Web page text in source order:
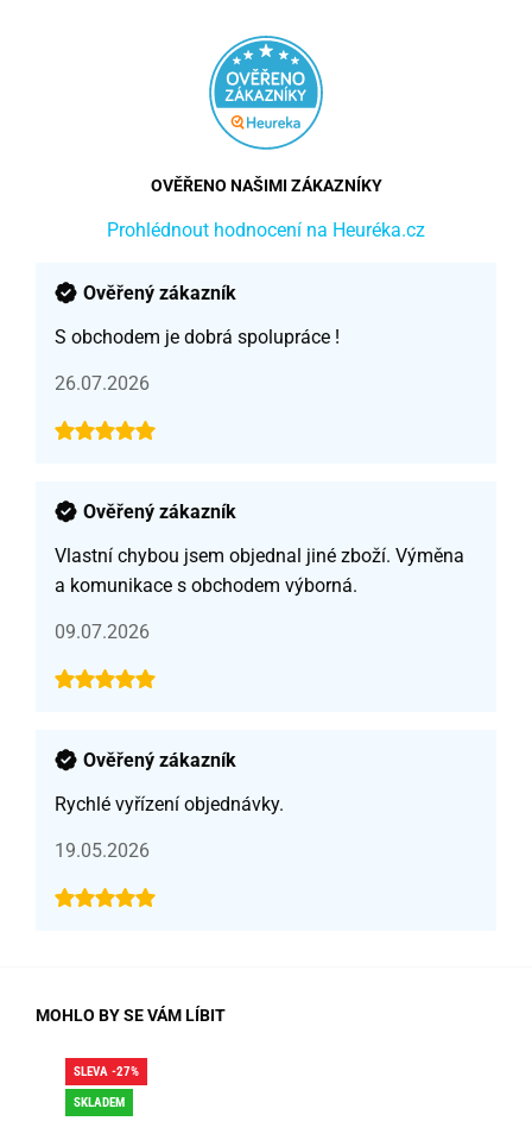
OVĚŘENO NAŠIMI ZÁKAZNÍKY
Prohlédnout hodnocení na Heuréka.cz
Ověřený zákazník
S obchodem je dobrá spolupráce !
26.07.2026
Ověřený zákazník
Vlastní chybou jsem objednal jiné zboží. Výměna
a komunikace s obchodem výborná.
09.07.2026
Ověřený zákazník
Rychlé vyřízení objednávky.
19.05.2026
MOHLO BY SE VÁM LÍBIT
SLEVA -27%
SKLADEM